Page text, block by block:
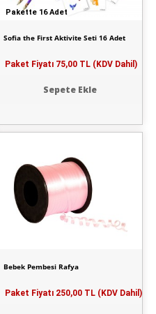
Pakette 16 Adet
Sofia the First Aktivite Seti 16 Adet
Paket Fiyatı 75,00 TL (KDV Dahil)
Sepete Ekle
Bebek Pembesi Rafya
Paket Fiyatı 250,00 TL (KDV Dahil)